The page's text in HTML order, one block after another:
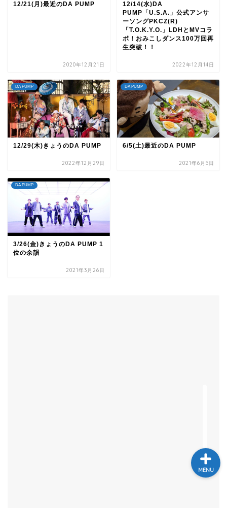
12/21(月)最近のDA PUMP
2020年12月21日
12/14(水)DA
PUMP「U.S.A.」公式アンサ
ーソングPKCZ(R)
「T.O.K.Y.O.」LDHとMVコラ
ボ！おみこしダンス100万回再
生突破！！
2022年12月14日
DA PUMP
12/29(木)きょうのDA PUMP
2022年12月29日
DA PUMP
6/5(土)最近のDA PUMP
2021年6月5日
DA PUMP
3/26(金)きょうのDA PUMP 1
位の余韻
2021年3月26日
MENU